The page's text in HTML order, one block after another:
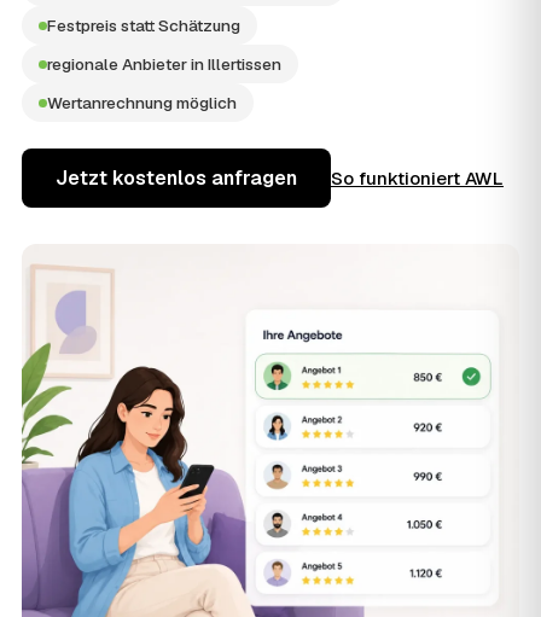
Festpreis statt Schätzung
regionale Anbieter in Illertissen
Wertanrechnung möglich
Jetzt kostenlos anfragen So funktioniert AWL